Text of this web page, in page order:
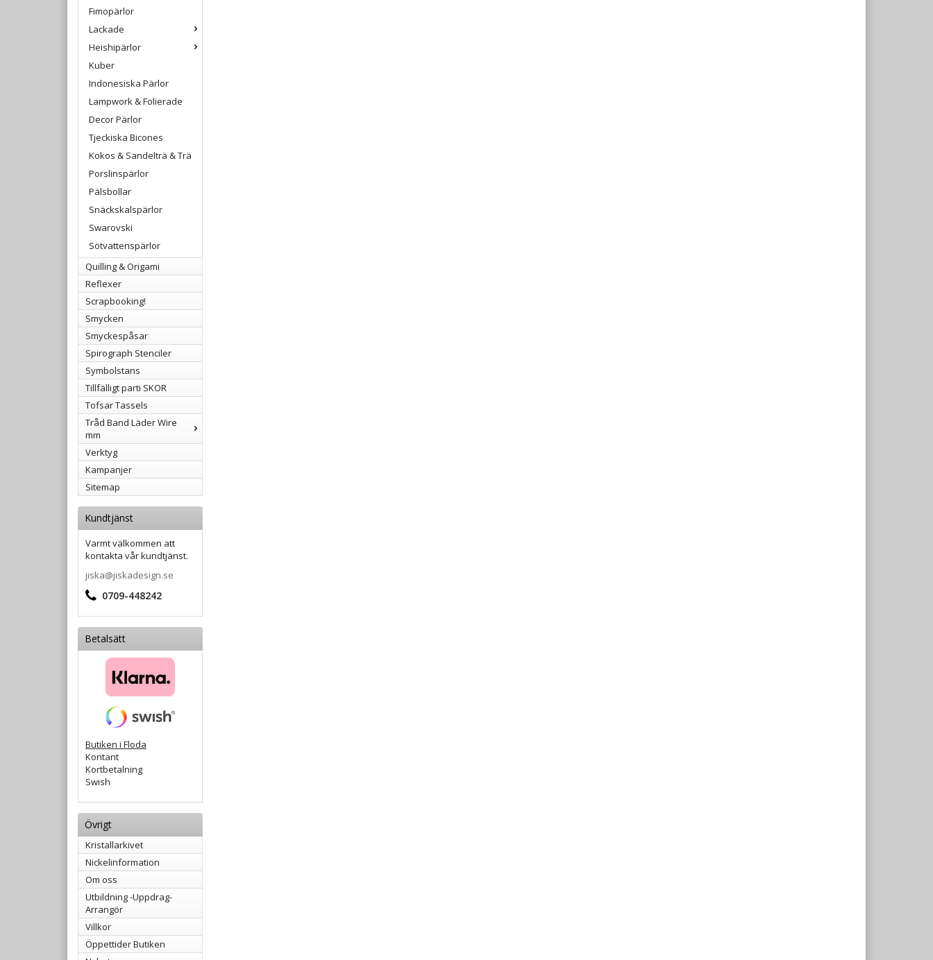
Fimopärlor
Lackade
Heishipärlor
Kuber
Indonesiska Pärlor
Lampwork & Folierade
Decor Pärlor
Tjeckiska Bicones
Kokos & Sandelträ & Trä
Porslinspärlor
Pälsbollar
Snäckskalspärlor
Swarovski
Sötvattenspärlor
Quilling & Origami
Reflexer
Scrapbooking!
Smycken
Smyckespåsar
Spirograph Stenciler
Symbolstans
Tillfälligt parti SKOR
Tofsar Tassels
Tråd Band Läder Wire
mm
Verktyg
Kampanjer
Sitemap
Kundtjänst
Varmt välkommen att
kontakta vår kundtjänst.
jiska@jiskadesign.se
0709-448242
Betalsätt
Butiken i Floda
Kontant
Kortbetalning
Swish
Övrigt
Kristallarkivet
Nickelinformation
Om oss
Utbildning -Uppdrag-
Arrangör
Villkor
Öppettider Butiken